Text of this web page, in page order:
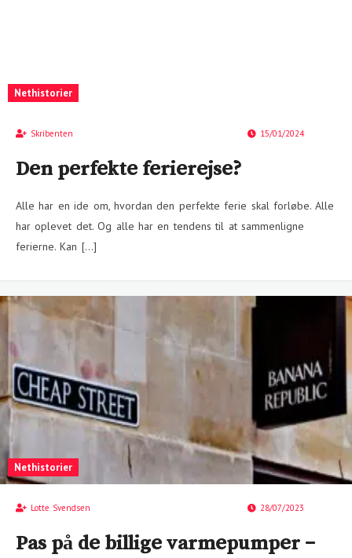
Nethistorier
Skribenten 15/01/2024
Den perfekte ferierejse?
Alle har en ide om, hvordan den perfekte ferie skal forløbe. Alle
har oplevet det. Og alle har en tendens til at sammenligne
ferierne. Kan […]
Nethistorier
Lotte Svendsen 28/07/2023
Pas på de billige varmepumper –